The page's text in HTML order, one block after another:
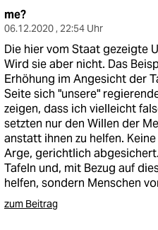
me?
06.12.2020 , 22:54 Uhr
Die hier vom Staat gezeigte
Wird sie aber nicht. Das
Erhöhung im Angesicht der
Seite sich "unsere"
zeigen, dass ich vielleicht
setzten nur den Willen der
anstatt ihnen zu helfen.
Arge, gerichtlich
Tafeln und, mit Bezug auf
helfen, sondern Menschen
zum Beitrag